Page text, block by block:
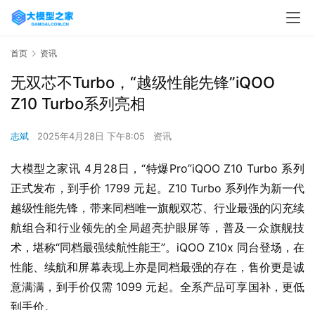
首页 资讯
无双芯不Turbo，“越级性能先锋”iQOO
Z10 Turbo系列亮相
志斌 2025年4月28日 下午8:05 资讯
大模型之家讯 4月28日，“特爆Pro”iQOO Z10 Turbo 系列
正式发布，到手价 1799 元起。Z10 Turbo 系列作为新一代
越级性能先锋，带来同档唯一旗舰双芯、行业最强的闪充续
航组合和行业领先的全局超亮护眼屏等，普及一众旗舰技
术，堪称“同档最强续航性能王”。iQOO Z10x 同台登场，在
性能、续航和屏幕表现上亦是同档最强的存在，售价更是诚
意满满，到手价仅需 1099 元起。全系产品可享国补，更低
到手价。